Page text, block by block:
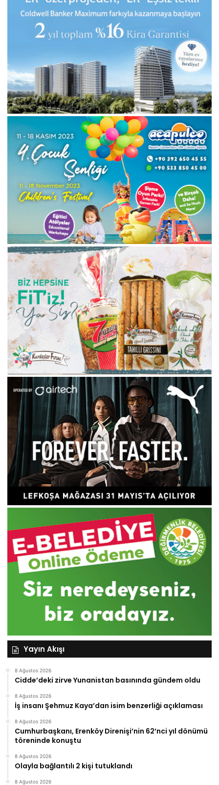
Yayın Akışı
8 Ağustos 2026
Cidde’deki zirve Yunanistan basınında gündem oldu
8 Ağustos 2026
İş insanı Şehmuz Kaya’dan isim benzerliği açıklaması
8 Ağustos 2026
Cumhurbaşkanı, Erenköy Direnişi’nin 62’nci yıl dönümü
töreninde konuştu
8 Ağustos 2026
Olayla bağlantılı 2 kişi tutuklandı
8 Ağustos 2026